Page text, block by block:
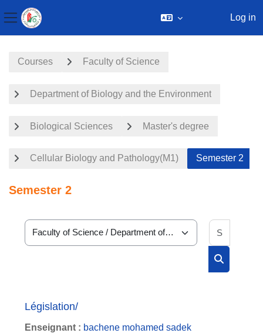
Side panel
Log in
Courses Faculty of Science
Department of Biology and the Environment
Biological Sciences Master's degree
Cellular Biology and Pathology(M1) Semester 2
Semester 2
Course categories
Législation/
Enseignant : bachene mohamed sadek